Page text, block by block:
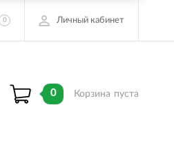
0 Личный кабинет
0 Корзина пуста